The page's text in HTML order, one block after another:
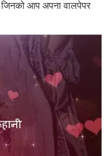
जिनको आप अपना वालपेपर